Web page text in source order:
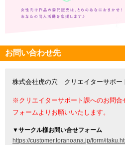
お問い合わせ先
株式会社虎の穴 クリエイターサポー
※クリエイターサポート課へのお問合
フォームよりお願いいたします。
▼サークル様お問い合せフォーム
https://customer.toranoana.jp/form/